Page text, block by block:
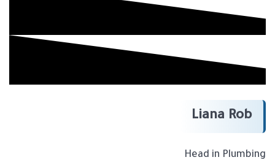
Liana Rob
Head in Plumbing